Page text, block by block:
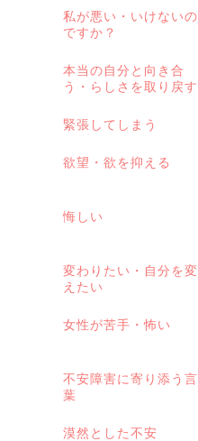
私が悪い・いけないの
ですか？
本当の自分と向き合
う・らしさを取り戻す
緊張してしまう
欲望・欲を抑える
悔しい
変わりたい・自分を変
えたい
女性が苦手・怖い
不安障害に寄り添う言
葉
漠然とした不安